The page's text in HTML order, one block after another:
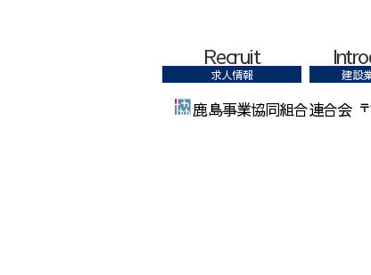
Recruit
求人情報 建設
鹿島事業協同組合連合会